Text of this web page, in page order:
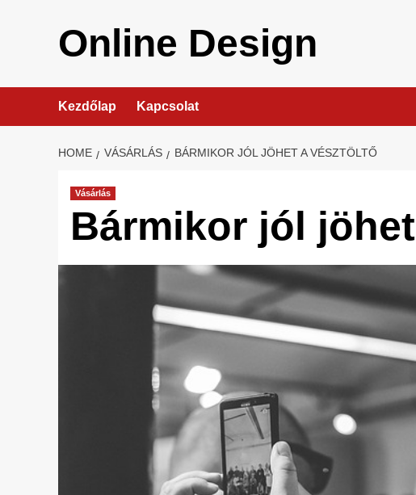
Online Design
Kezdőlap Kapcsolat
HOME VÁSÁRLÁS BÁRMIKOR JÓL JÖHET A VÉSZTÖLTŐ
Vásárlás
Bármikor jól